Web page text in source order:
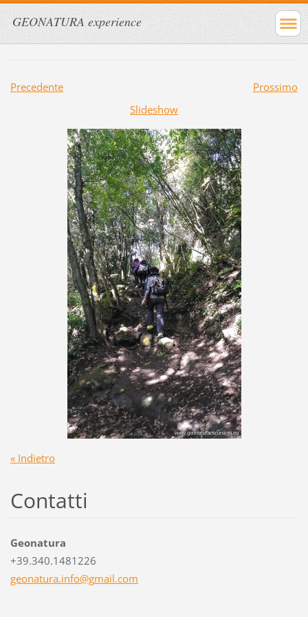
GEONATURA experience
Precedente
Prossimo
Slideshow
« Indietro
Contatti
Geonatura
+39.340.1481226
geonatura.info@gmail.com